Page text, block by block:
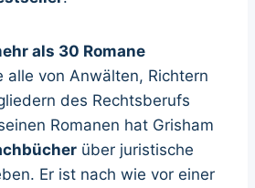
als 30 Romane
von Anwälten, Richtern
des Rechtsberufs
Romanen hat Grisham
über juristische
Er ist nach wie vor einer